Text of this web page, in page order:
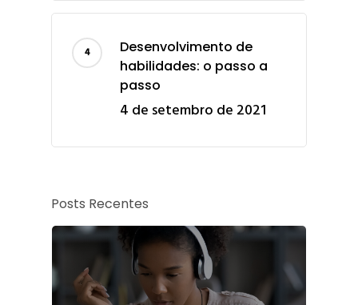
Desenvolvimento de
habilidades: o passo a
passo
4 de setembro de 2021
Posts Recentes